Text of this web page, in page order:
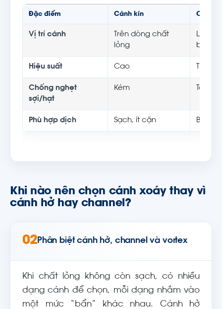
Đặc điểm Cánh kín Cánh
Vị trí cánh
Trên dòng chất
lỏng
Lùi
bơm
Hiệu suất Cao
Chống nghẹt
sợi/hạt
Kém Tốt
Phù hợp dịch Sạch, ít cặn Bẩn,
Khi nào nên chọn cánh xoáy thay vì
cánh hở hay channel?
02Phân biệt cánh hở, channel và vortex
Khi chất lỏng không còn sạch, có nhiều
dạng cánh để chọn, mỗi dạng nhắm vào
một mức “bẩn” khác nhau. Cánh hở